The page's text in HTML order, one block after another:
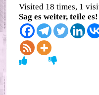
Visited 18 times, 1
Sag es weiter, teile es!